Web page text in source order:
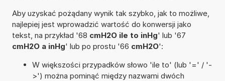
Aby uzyskać pożądany wynik tak szybko, jak to możliwe,
najlepiej jest wprowadzić wartość do konwersji jako
tekst, na przykład '68 cmH2O ile to inHg' lub '67
cmH2O a inHg' lub po prostu '66 cmH2O':
W większości przypadków słowo 'ile to' (lub '=' / '-
>') można pominąć między nazwami dwóch